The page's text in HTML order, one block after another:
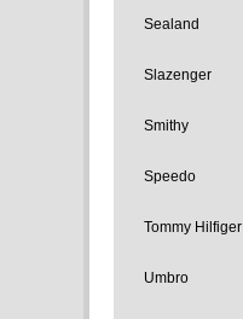
Sealand
Slazenger
Smithy
Speedo
Tommy Hilfiger
Umbro